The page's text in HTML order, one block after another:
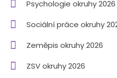
Psychologie okruhy 2026
Sociální práce okruhy
Zeměpis okruhy 2026
ZSV okruhy 2026